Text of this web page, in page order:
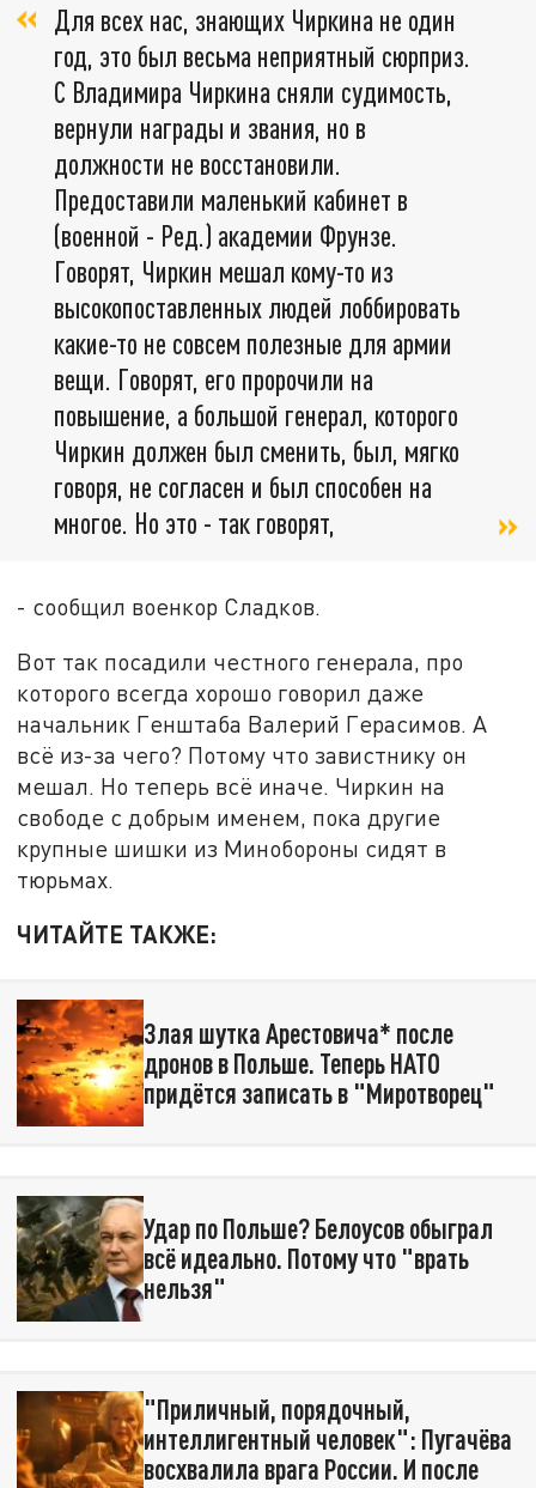
Для всех нас, знающих Чиркина не один
год, это был весьма неприятный сюрприз.
С Владимира Чиркина сняли судимость,
вернули награды и звания, но в
должности не восстановили.
Предоставили маленький кабинет в
(военной - Ред.) академии Фрунзе.
Говорят, Чиркин мешал кому-то из
высокопоставленных людей лоббировать
какие-то не совсем полезные для армии
вещи. Говорят, его пророчили на
повышение, а большой генерал, которого
Чиркин должен был сменить, был, мягко
говоря, не согласен и был способен на
многое. Но это - так говорят,
- сообщил военкор Сладков.
Вот так посадили честного генерала, про
которого всегда хорошо говорил даже
начальник Генштаба Валерий Герасимов. А
всё из-за чего? Потому что завистнику он
мешал. Но теперь всё иначе. Чиркин на
свободе с добрым именем, пока другие
крупные шишки из Минобороны сидят в
тюрьмах.
ЧИТАЙТЕ ТАКЖЕ:
Злая шутка Арестовича* после
дронов в Польше. Теперь НАТО
придётся записать в "Миротворец"
Удар по Польше? Белоусов обыграл
всё идеально. Потому что "врать
нельзя"
"Приличный, порядочный,
интеллигентный человек": Пугачёва
восхвалила врага России. И после